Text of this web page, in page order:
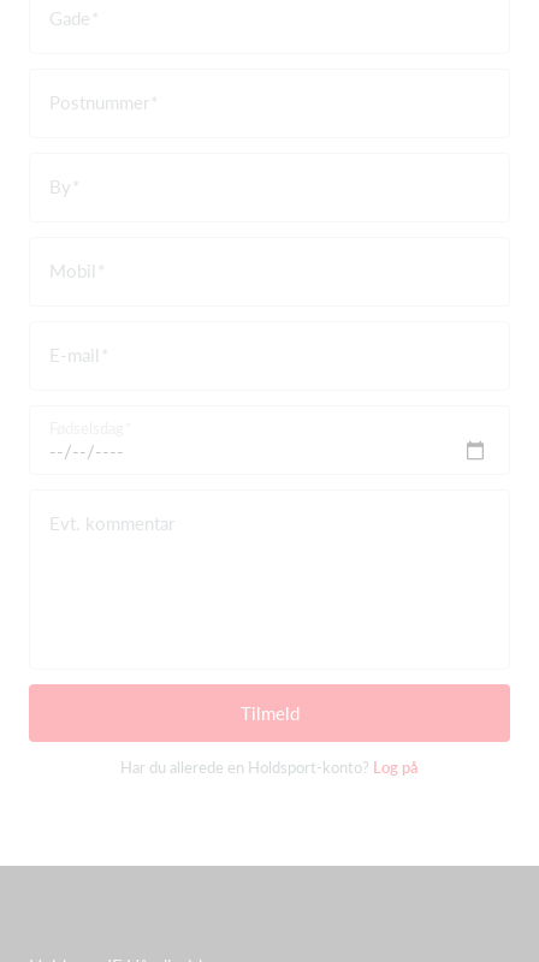
Gade
Postnummer
By
Mobil
E-mail
Evt. kommentar
Tilmeld
Har du allerede en Holdsport-konto? Log på